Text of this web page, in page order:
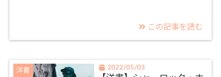
この記事を読む
洋書 2022/05/03